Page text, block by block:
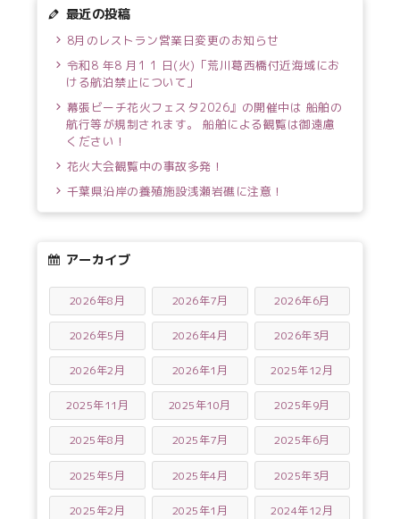
最近の投稿
8月のレストラン営業日変更のお知らせ
令和8 年8 月1 1 日(火)「荒川葛西橋付近海域にお
ける航泊禁止について」
幕張ビーチ花火フェスタ2026』の開催中は 船舶の
航行等が規制されます。 船舶による観覧は御遠慮
ください！
花火大会観覧中の事故多発！
千葉県沿岸の養殖施設浅瀬岩礁に注意！
アーカイブ
2026年8月 2026年7月 2026年6月
2026年5月 2026年4月 2026年3月
2026年2月 2026年1月 2025年12月
2025年11月 2025年10月 2025年9月
2025年8月 2025年7月 2025年6月
2025年5月 2025年4月 2025年3月
2025年2月 2025年1月 2024年12月